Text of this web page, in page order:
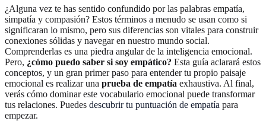
¿Alguna vez te has sentido confundido por las palabras empatía,
simpatía y compasión? Estos términos a menudo se usan como si
significaran lo mismo, pero sus diferencias son vitales para construir
conexiones sólidas y navegar en nuestro mundo social.
Comprenderlas es una piedra angular de la inteligencia emocional.
Pero, ¿cómo puedo saber si soy empático? Esta guía aclarará estos
conceptos, y un gran primer paso para entender tu propio paisaje
emocional es realizar una prueba de empatía exhaustiva. Al final,
verás cómo dominar este vocabulario emocional puede transformar
tus relaciones. Puedes descubrir tu puntuación de empatía para
empezar.